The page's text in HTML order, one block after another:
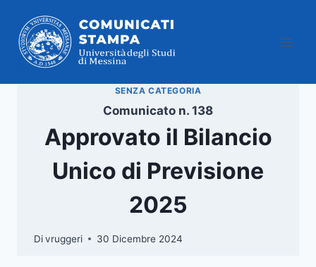
contenuto
SENZA CATEGORIA
Comunicato n. 138
Approvato il Bilancio
Unico di Previsione
2025
Divruggeri 30 Dicembre 2024